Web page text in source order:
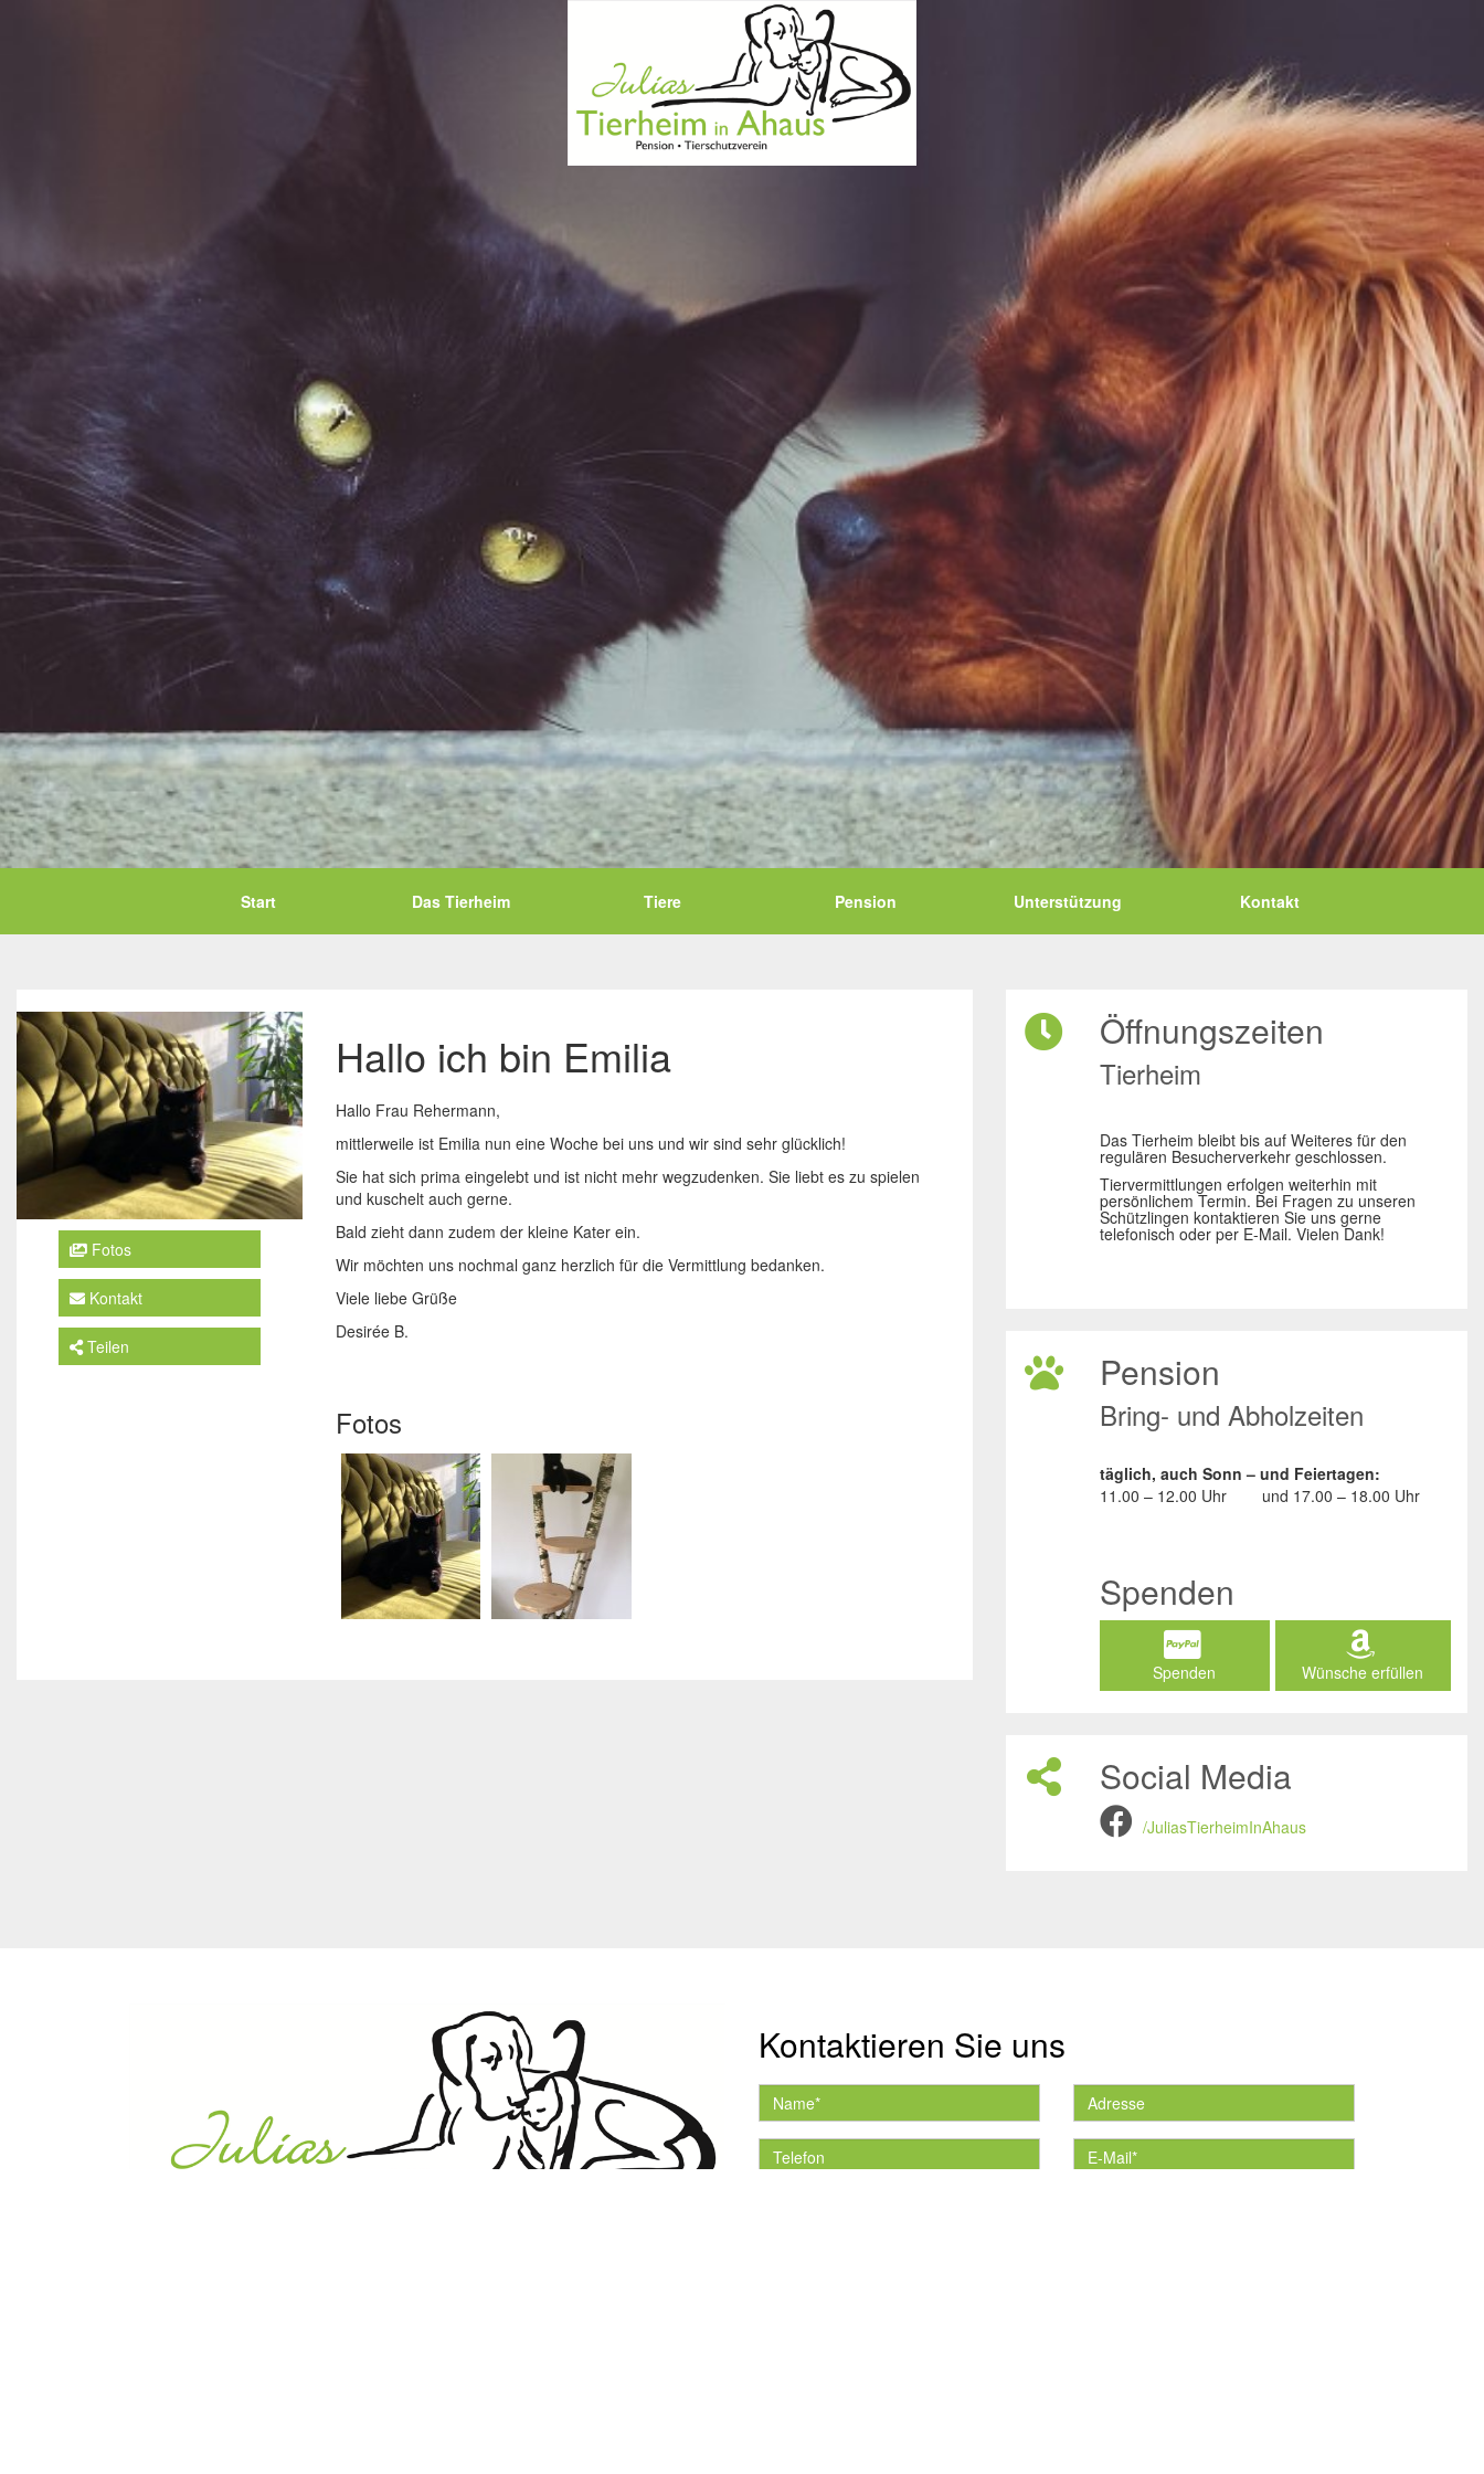
Start Das Tierheim Tiere Pension Unterstützung Kontakt
Fotos
Kontakt
Teilen
Hallo ich bin Emilia
Hallo Frau Rehermann,
mittlerweile ist Emilia nun eine Woche bei uns und wir sind sehr glücklich!
Sie hat sich prima eingelebt und ist nicht mehr wegzudenken. Sie liebt es zu spielen
und kuschelt auch gerne.
Bald zieht dann zudem der kleine Kater ein.
Wir möchten uns nochmal ganz herzlich für die Vermittlung bedanken.
Viele liebe Grüße
Desirée B.
Fotos
Öffnungszeiten
Tierheim
Das Tierheim bleibt bis auf Weiteres für den
regulären Besucherverkehr geschlossen.
Tiervermittlungen erfolgen weiterhin mit
persönlichem Termin. Bei Fragen zu unseren
Schützlingen kontaktieren Sie uns gerne
telefonisch oder per E-Mail. Vielen Dank!
Pension
Bring- und Abholzeiten
täglich, auch Sonn – und Feiertagen:
11.00 – 12.00 Uhr
und 17.00 – 18.00 Uhr
Spenden
Spenden Wünsche erfüllen
Social Media
/JuliasTierheimInAhaus
Kontaktieren Sie uns